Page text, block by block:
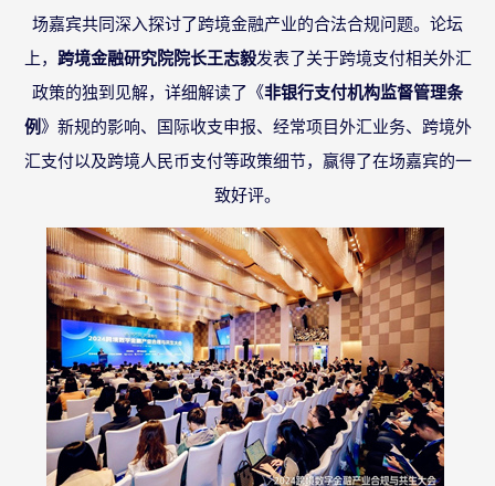
场嘉宾共同深入探讨了跨境金融产业的合法合规问题。论坛
上， 跨境金融研究院院长王志毅发表了关于跨境支付相关外汇
政策的独到见解，详细解读了《非银行支付机构监督管理条
例》新规的影响、国际收支申报、经常项目外汇业务、跨境外
汇支付以及跨境人民币支付等政策细节，赢得了在场嘉宾的一
致好评。